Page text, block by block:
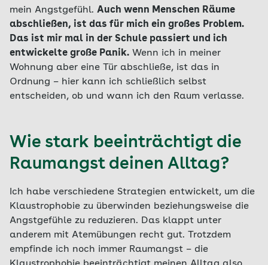
mein Angstgefühl. Auch wenn Menschen Räume
abschließen, ist das für mich ein großes Problem.
Das ist mir mal in der Schule passiert und ich
entwickelte große Panik. Wenn ich in meiner
Wohnung aber eine Tür abschließe, ist das in
Ordnung – hier kann ich schließlich selbst
entscheiden, ob und wann ich den Raum verlasse.
Wie stark beeinträchtigt die
Raumangst deinen Alltag?
Ich habe verschiedene Strategien entwickelt, um die
Klaustrophobie zu überwinden beziehungsweise die
Angstgefühle zu reduzieren. Das klappt unter
anderem mit Atemübungen recht gut. Trotzdem
empfinde ich noch immer Raumangst – die